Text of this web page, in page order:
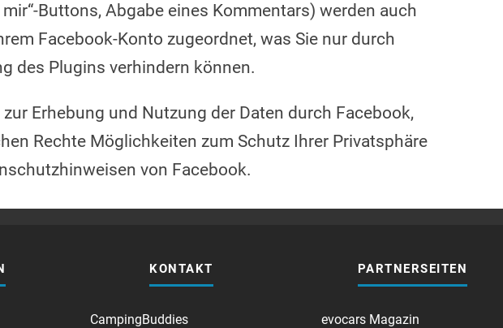
Buttons, Abgabe eines Kommentars) werden auch
Facebook-Konto zugeordnet, was Sie nur durch
des Plugins verhindern können.
Erhebung und Nutzung der Daten durch Facebook,
Rechte Möglichkeiten zum Schutz Ihrer Privatsphäre
von Facebook.
KONTAKT
CampingBuddies
PARTNERSEITEN
evocars Magazin